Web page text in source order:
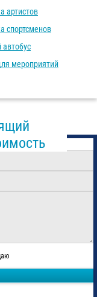
артистов
спортсменов
мероприятий